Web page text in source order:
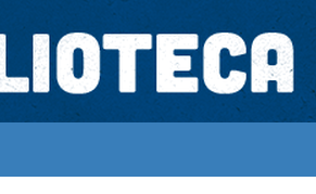
Acervo Abong